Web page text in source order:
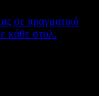
σε πραγματικό
κάθε στυλ.